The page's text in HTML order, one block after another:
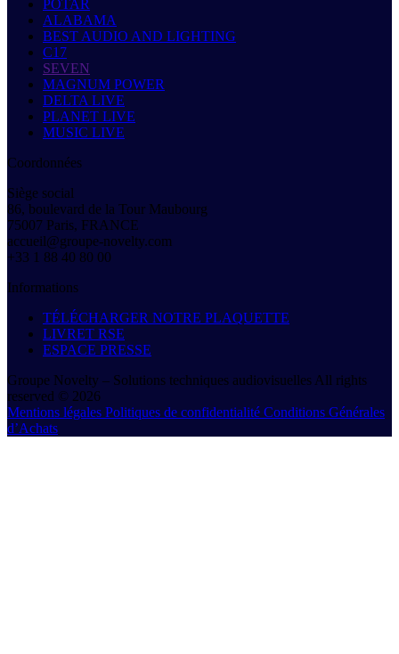
POTAR
ALABAMA
BEST AUDIO AND LIGHTING
C17
SEVEN
MAGNUM POWER
DELTA LIVE
PLANET LIVE
MUSIC LIVE
Coordonnées
Siège social
86, boulevard de la Tour Maubourg
75007 Paris, FRANCE
accueil@groupe-novelty.com
+33 1 88 40 80 00
Informations
TÉLÉCHARGER NOTRE PLAQUETTE
LIVRET RSE
ESPACE PRESSE
Groupe Novelty – Solutions techniques audiovisuelles All rights
reserved © 2026
Mentions légales Politiques de confidentialité Conditions Générales
d’Achats